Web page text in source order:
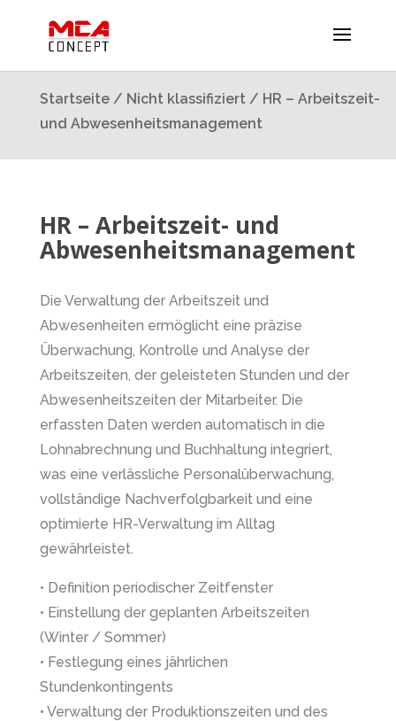
Startseite/ Nicht klassifiziert/ HR – Arbeitszeit-
und Abwesenheitsmanagement
HR – Arbeitszeit- und
Abwesenheitsmanagement
Die Verwaltung der Arbeitszeit und
Abwesenheiten ermöglicht eine präzise
Überwachung, Kontrolle und Analyse der
Arbeitszeiten, der geleisteten Stunden und der
Abwesenheitszeiten der Mitarbeiter. Die
erfassten Daten werden automatisch in die
Lohnabrechnung und Buchhaltung integriert,
was eine verlässliche Personalüberwachung,
vollständige Nachverfolgbarkeit und eine
optimierte HR-Verwaltung im Alltag
gewährleistet.
• Definition periodischer Zeitfenster
• Einstellung der geplanten Arbeitszeiten
(Winter / Sommer)
• Festlegung eines jährlichen
Stundenkontingents
• Verwaltung der Produktionszeiten und des